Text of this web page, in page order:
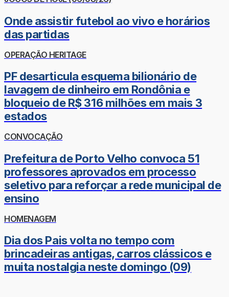
Onde assistir futebol ao vivo e horários
das partidas
OPERAÇÃO HERITAGE
PF desarticula esquema bilionário de
lavagem de dinheiro em Rondônia e
bloqueio de R$ 316 milhões em mais 3
estados
CONVOCAÇÃO
Prefeitura de Porto Velho convoca 51
professores aprovados em processo
seletivo para reforçar a rede municipal de
ensino
HOMENAGEM
Dia dos Pais volta no tempo com
brincadeiras antigas, carros clássicos e
muita nostalgia neste domingo (09)